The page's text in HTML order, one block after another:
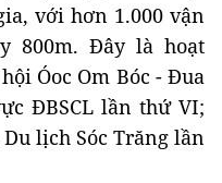
với hơn 1.000 vận
800m. Đây là hoạt
Óoc Om Bóc - Đua
ĐBSCL lần thứ VI;
lịch Sóc Trăng lần